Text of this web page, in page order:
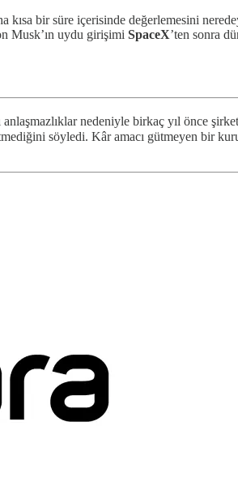
kısa bir süre içerisinde değerlemesini
Musk’ın uydu girişimi SpaceX’ten sonra
nedeniyle birkaç yıl önce
söyledi. Kâr amacı gütmeyen bir